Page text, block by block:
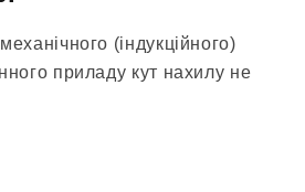
(індукційного)
приладу кут нахилу не